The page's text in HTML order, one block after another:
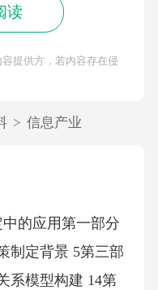
读
提供方，若内容存在侵
> 信息产业
的应用第一部分
制定背景 5第三部
系模型构建 14第